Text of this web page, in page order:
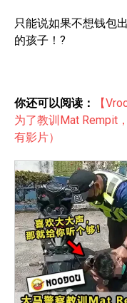
只能说如果不想钱包
的孩子！?
你还可以阅读：
【
为了教训Mat Rempit
有影片）